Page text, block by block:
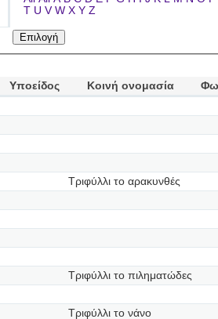
T U V W X Y Z
Υποείδος Κοινή ονομασία
Τριφύλλι το αρακυνθές
Τριφύλλι το πιληματώδες
Τριφύλλι το νάνο